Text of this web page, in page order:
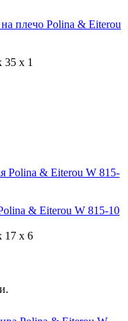
плечо Polina & Eiterou
35 x 1
& Eiterou W 815-10
17 x 6